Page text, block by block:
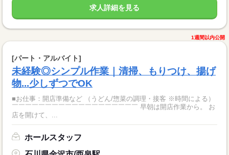
求人詳細を見る
1週間以内公開
[パート・アルバイト]
未経験◎シンプル作業｜清掃、もりつけ、揚げ
物...少しずつでOK
■お仕事：開店準備など （うどん/惣菜の調理・接客 ※時間による）
￣￣￣￣￣￣￣￣￣￣￣￣￣￣￣￣￣￣￣ 早朝は開店作業から。 お
店を開けて、...
ホールスタッフ